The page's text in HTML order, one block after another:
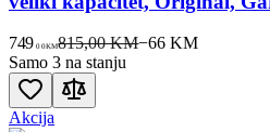
749 00KM815,00 KM−66 KM
Samo 3 na stanju
Akcija